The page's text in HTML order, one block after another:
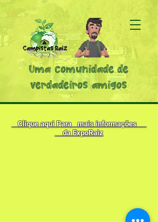
Uma comunidade de
verdadeiros amigos
Clique aqui Para mais informações
da ExpoRaiz